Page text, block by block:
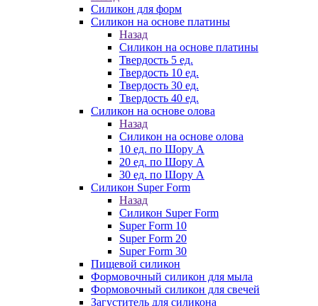
Силикон для форм
Силикон на основе платины
Назад
Силикон на основе платины
Твердость 5 ед.
Твердость 10 ед.
Твердость 30 ед.
Твердость 40 ед.
Силикон на основе олова
Назад
Силикон на основе олова
10 ед. по Шору А
20 ед. по Шору А
30 ед. по Шору А
Силикон Super Form
Назад
Силикон Super Form
Super Form 10
Super Form 20
Super Form 30
Пищевой силикон
Формовочный силикон для мыла
Формовочный силикон для свечей
Загуститель для силикона